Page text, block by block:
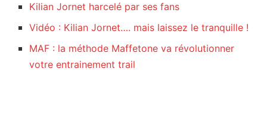
Kilian Jornet harcelé par ses fans
Vidéo : Kilian Jornet…. mais laissez le tranquille !
MAF : la méthode Maffetone va révolutionner
votre entrainement trail